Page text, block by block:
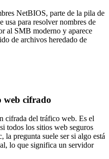
NetBIOS, parte de la pila de
usa para resolver nombres de
al SMB moderno y aparece
de archivos heredado de
web cifrado
cifrada del tráfico web. Es el
todos los sitios web seguros
pregunta suele ser si algo está
lo que significa un servidor